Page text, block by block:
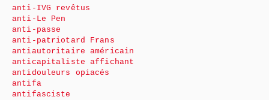
anti-IVG revêtus
anti-Le Pen
anti-passe
anti-patriotard Frans
antiautoritaire américain
anticapitaliste affichant
antidouleurs opiacés
antifa
antifasciste